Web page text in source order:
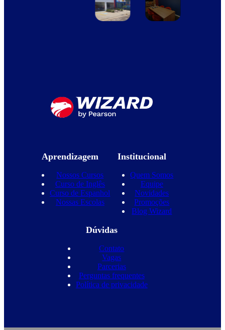
Aprendizagem
Nossos Cursos
Curso de Inglês
Curso de Espanhol
Nossas Escolas
Institucional
Quem Somos
Equipe
Novidades
Promoções
Blog Wizard
Dúvidas
Contato
Vagas
Parcerias
Perguntas frequentes
Política de privacidade